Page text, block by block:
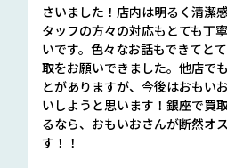
さいました！店内は明るく清潔
タッフの方々の対応もとても丁
いです。色々なお話もできてと
取をお願いできました。他店で
とがありますが、今後はおもい
いしようと思います！銀座で買
るなら、おもいおさんが断然オ
す！！